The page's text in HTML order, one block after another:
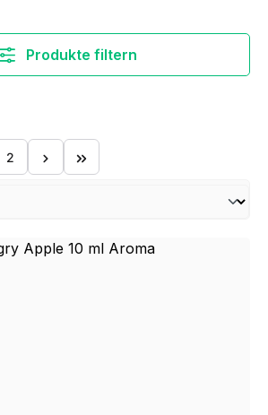
Produkte filtern
Seite
2